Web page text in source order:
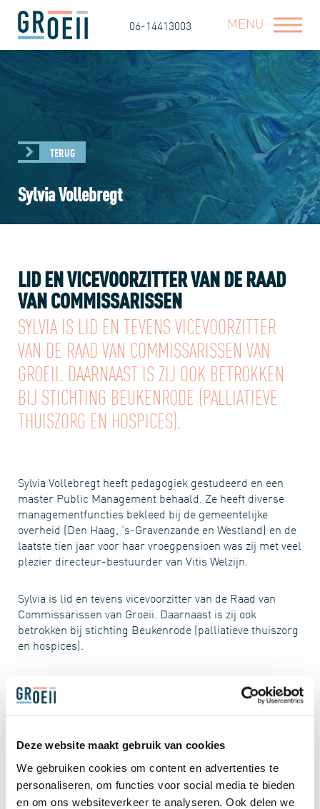
Deze website maakt gebruik van cookies
We gebruiken cookies om content en advertenties te
personaliseren, om functies voor social media te bieden
en om ons websiteverkeer te analyseren. Ook delen we
06-14413003 MENU
TERUG
Sylvia Vollebregt
LID EN VICEVOORZITTER VAN DE RAAD
VAN COMMISSARISSEN
SYLVIA IS LID EN TEVENS VICEVOORZITTER
VAN DE RAAD VAN COMMISSARISSEN VAN
GROEII. DAARNAAST IS ZIJ OOK BETROKKEN
BIJ STICHTING BEUKENRODE (PALLIATIEVE
THUISZORG EN HOSPICES).
Sylvia Vollebregt heeft pedagogiek gestudeerd en een
master Public Management behaald. Ze heeft diverse
managementfuncties bekleed bij de gemeentelijke
overheid (Den Haag, ’s-Gravenzande en Westland) en de
laatste tien jaar voor haar vroegpensioen was zij met veel
plezier directeur-bestuurder van Vitis Welzijn.
Sylvia is lid en tevens vicevoorzitter van de Raad van
Commissarissen van Groeii. Daarnaast is zij ook
betrokken bij stichting Beukenrode (palliatieve thuiszorg
en hospices).
“Na mijn vroegpensioen in 2019 heb ik een aantal
bestuursfuncties op me genomen. Vanuit mijn werk heb
graag inzet bij Groeii, een kleine, niet bureaucratische
organisatie, met enthousiaste, betrokken medewerkers,
die uitgaan van wat cliënten zélf willen en de zorg zo veel
mogelijk aansluiten bij het normale dagelijkse leven.”